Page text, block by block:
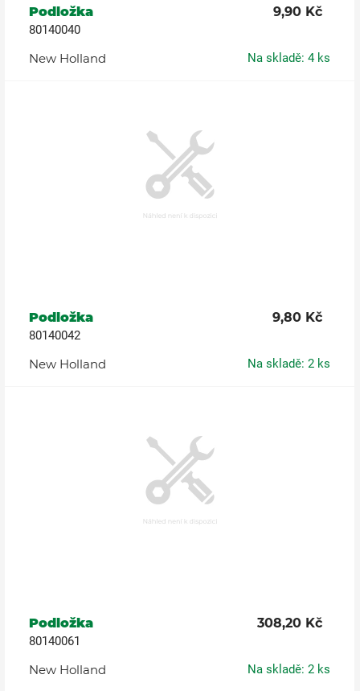
Podložka 9,90 Kč
80140040
New Holland Na skladě: 4 ks
Podložka 9,80 Kč
80140042
New Holland Na skladě: 2 ks
Podložka 308,20 Kč
80140061
New Holland Na skladě: 2 ks